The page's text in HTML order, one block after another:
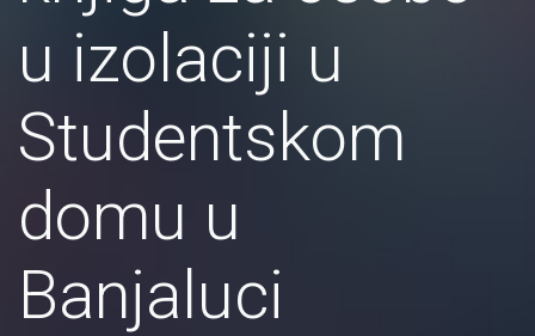
u izolaciji u
Studentskom
domu u
Banjaluci